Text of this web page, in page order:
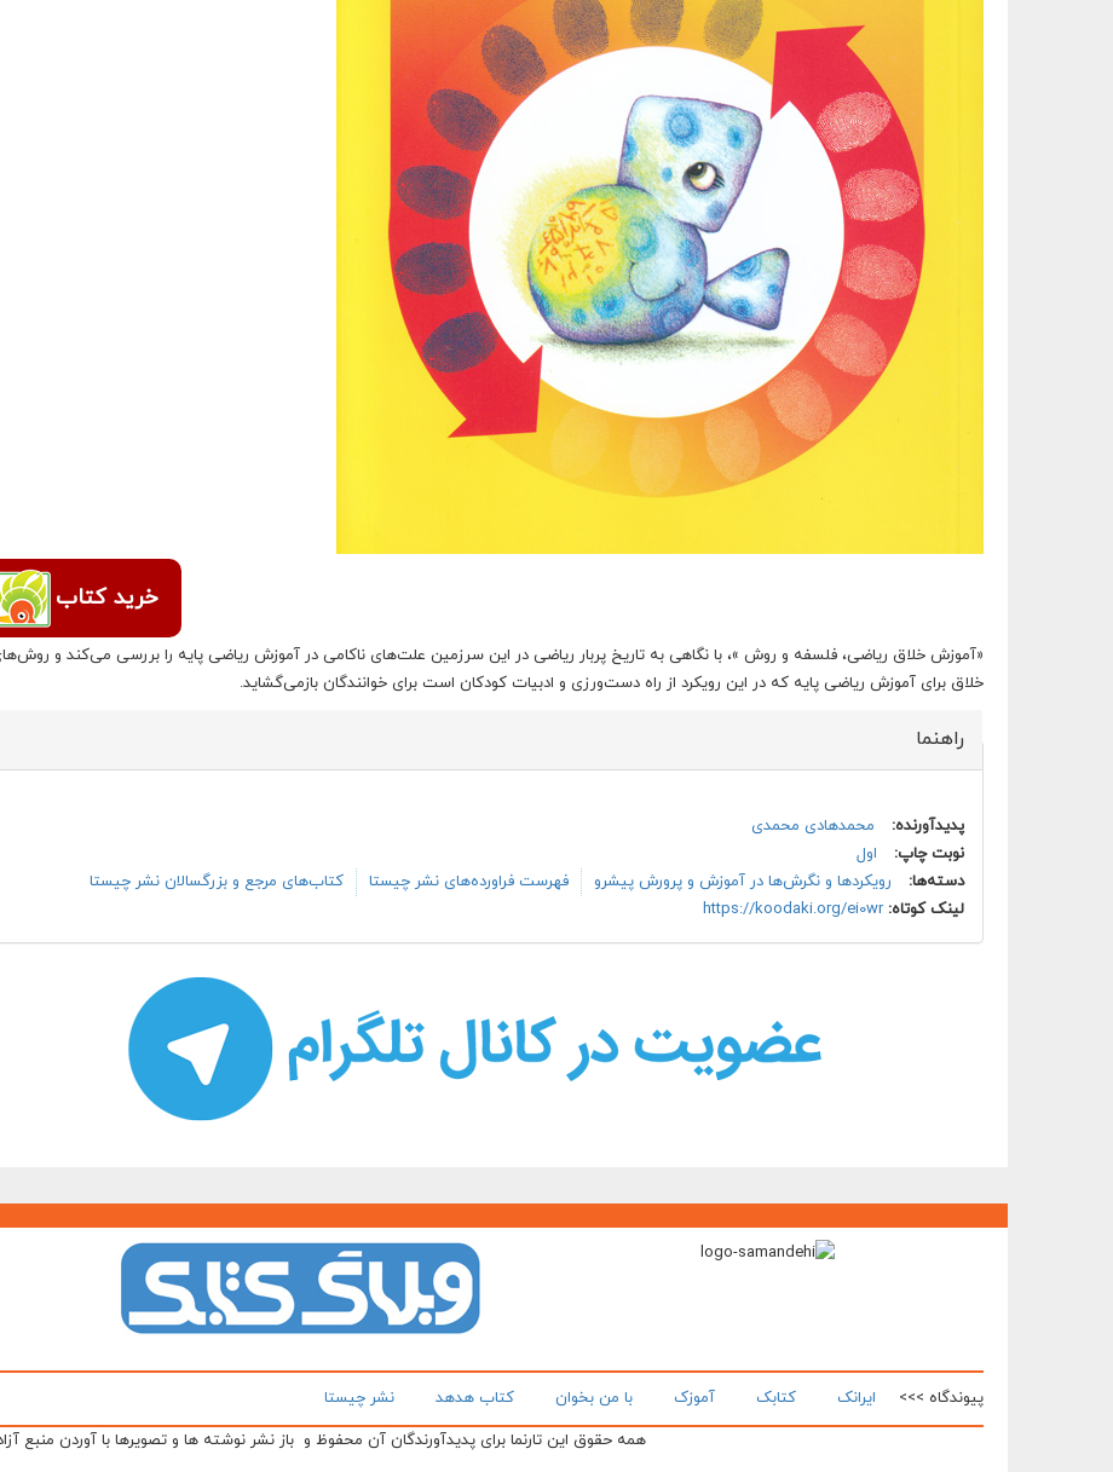
خرید کتاب
«آموزش خلاق ریاضی، فلسفه و روش »، با نگاهی به تاریخ پربار ریاضی در این سرزمین علت‌های ناکامی در آموزش ریاضی پایه را بررسی می‌کند و
خلاق برای آموزش ریاضی پایه که در این رویکرد از راه دست‌ورزی و ادبیات کودکان است برای خوانندگان بازمی‌گشاید.
پنهان کن
راهنما
پدیدآورنده:
محمدهادی محمدی
نوبت چاپ:
اول
دسته‌ها:
رویکردها و نگرش‌ها در آموزش و پرورش پیشرو فهرست فراورده‌های نشر چیستا
کتاب‌های مرجع و بزرگسالان نشر چیستا
لینک کوتاه:https://koodaki.org/ei0wr
پیوندگاه >>> ایرانک کتابک آموزک با من بخوان کتاب هدهد
نشر چیستا
همه حقوق این تارنما برای پدیدآورندگان آن محفوظ و باز نشر نوشته ها و تصویرها با آوردن منبع